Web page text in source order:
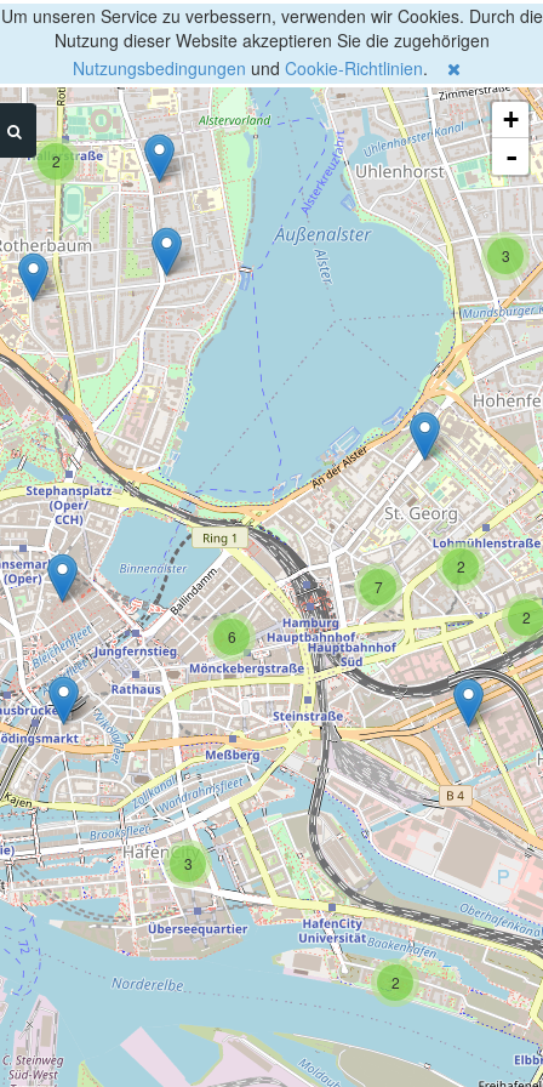
Um unseren Service zu verbessern, verwenden wir Cookies. Durch die
Nutzung dieser Website akzeptieren Sie die zugehörigen
Nutzungsbedingungen und Cookie-Richtlinien.
2
2
3
2
6
2
7
3
3
+
-